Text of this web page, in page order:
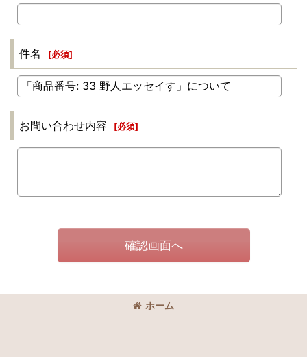
件名 [必須]
お問い合わせ内容 [必須]
確認画面へ
ホーム